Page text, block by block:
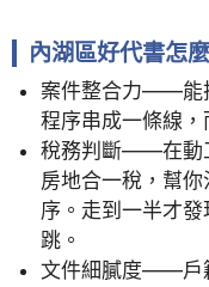
內湖區好代書怎
案件整合力——能
程序串成一條線，
稅務判斷——在動
房地合一稅，幫
序。走到一半才
跳。
文件細膩度——戶